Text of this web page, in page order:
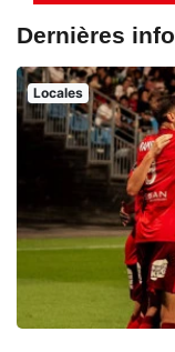
Dernières
Locales